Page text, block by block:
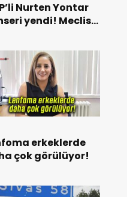
Nurten Yontar
yendi! Meclis’e
erkeklerde
çok görülüyor!